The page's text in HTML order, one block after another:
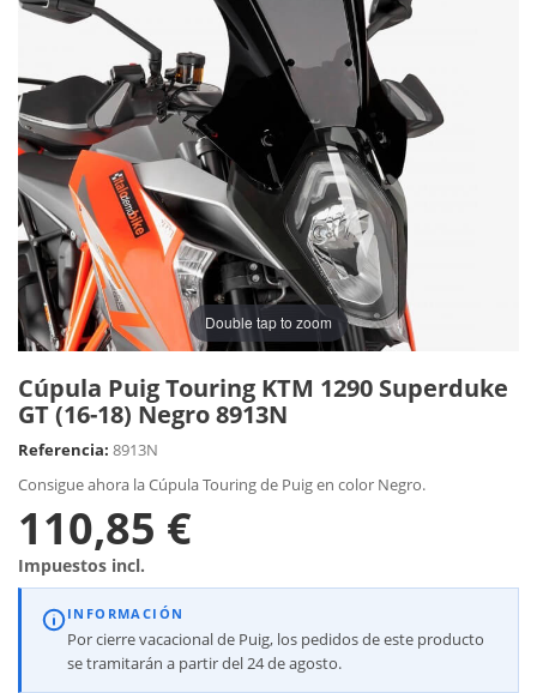
Double tap to zoom
Cúpula Puig Touring KTM 1290 Superduke
GT (16-18) Negro 8913N
Referencia: 8913N
Consigue ahora la Cúpula Touring de Puig en color Negro.
110,85 €
Impuestos incl.
INFORMACIÓN
Por cierre vacacional de Puig, los pedidos de este producto
se tramitarán a partir del 24 de agosto.